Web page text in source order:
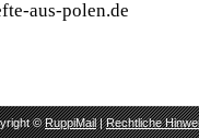
aus-polen.de
©RuppiMail|Rechtliche